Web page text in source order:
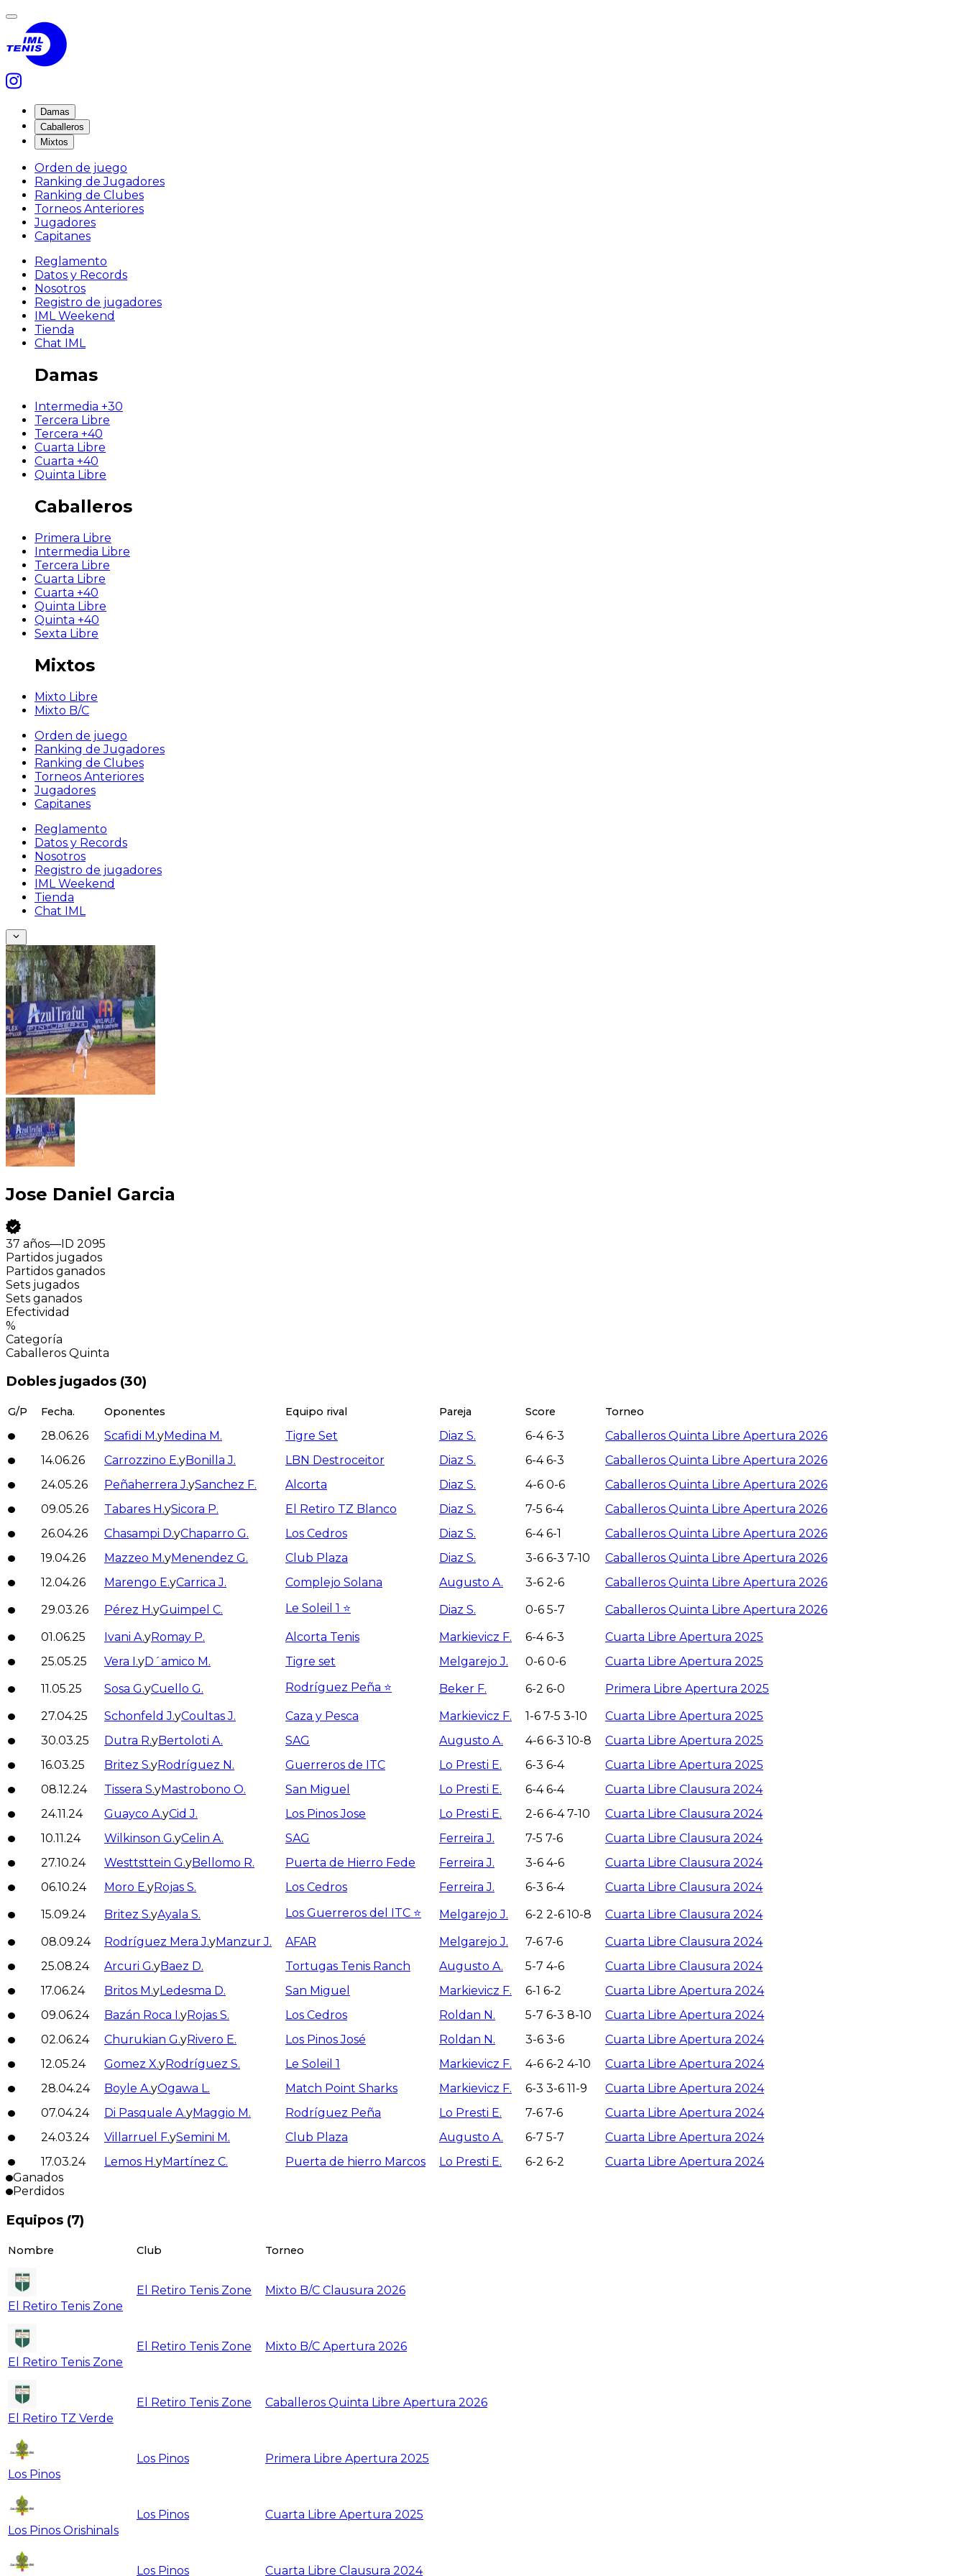
Damas
Caballeros
Mixtos
Orden de juego
Ranking de Jugadores
Ranking de Clubes
Torneos Anteriores
Jugadores
Capitanes
Reglamento
Datos y Records
Nosotros
Registro de jugadores
IML Weekend
Tienda
Chat IML
Damas
Intermedia +30
Tercera Libre
Tercera +40
Cuarta Libre
Cuarta +40
Quinta Libre
Caballeros
Primera Libre
Intermedia Libre
Tercera Libre
Cuarta Libre
Cuarta +40
Quinta Libre
Quinta +40
Sexta Libre
Mixtos
Mixto Libre
Mixto B/C
Orden de juego
Ranking de Jugadores
Ranking de Clubes
Torneos Anteriores
Jugadores
Capitanes
Reglamento
Datos y Records
Nosotros
Registro de jugadores
IML Weekend
Tienda
Chat IML
Jose Daniel Garcia
37 años—ID 2095
Partidos jugados
Partidos ganados
Sets jugados
Sets ganados
Efectividad
%
Categoría
Caballeros Quinta
Dobles jugados (30)
G/P Fecha. Oponentes Equipo rival Pareja Score Torneo
28.06.26 Scafidi M.yMedina M. Tigre Set Diaz S. 6-4 6-3
Caballeros Quinta Libre Apertura 2026
14.06.26
Carrozzino E.yBonilla J. LBN Destroceitor Diaz S. 6-4 6-3
Caballeros Quinta Libre Apertura 2026
24.05.26
Peñaherrera J.ySanchez F. Alcorta Diaz S. 4-6 0-6
Caballeros Quinta Libre Apertura 2026
09.05.26
Tabares H.ySicora P. El Retiro TZ Blanco Diaz S. 7-5 6-4
Caballeros Quinta Libre Apertura 2026
26.04.26
Chasampi D.yChaparro G. Los Cedros Diaz S. 6-4 6-1
Caballeros Quinta Libre Apertura 2026
19.04.26
Mazzeo M.yMenendez G. Club Plaza Diaz S. 3-6 6-3 7-10
Caballeros Quinta Libre Apertura 2026
12.04.26
Marengo E.yCarrica J. Complejo Solana Augusto A. 3-6 2-6
Caballeros Quinta Libre Apertura 2026
29.03.26
Pérez H.yGuimpel C. Le Soleil 1 ⭐️ Diaz S. 0-6 5-7
Caballeros Quinta Libre Apertura 2026
01.06.25
Ivani A.yRomay P. Alcorta Tenis Markievicz F. 6-4 6-3
Cuarta Libre Apertura 2025
25.05.25
Vera I.yD´amico M. Tigre set Melgarejo J. 0-6 0-6
Cuarta Libre Apertura 2025
11.05.25
Sosa G.yCuello G. Rodríguez Peña ⭐ Beker F. 6-2 6-0
Primera Libre Apertura 2025
27.04.25
Schonfeld J.yCoultas J. Caza y Pesca Markievicz F. 1-6 7-5 3-10
Cuarta Libre Apertura 2025
30.03.25
Dutra R.yBertoloti A. SAG Augusto A. 4-6 6-3 10-8
Cuarta Libre Apertura 2025
16.03.25
Britez S.yRodríguez N. Guerreros de ITC Lo Presti E. 6-3 6-4
Cuarta Libre Apertura 2025
08.12.24
Tissera S.yMastrobono O. San Miguel Lo Presti E. 6-4 6-4
Cuarta Libre Clausura 2024
24.11.24
Guayco A.yCid J. Los Pinos Jose Lo Presti E. 2-6 6-4 7-10
Cuarta Libre Clausura 2024
10.11.24
Wilkinson G.yCelin A. SAG Ferreira J. 7-5 7-6
Cuarta Libre Clausura 2024
27.10.24
Westtsttein G.yBellomo R. Puerta de Hierro Fede Ferreira J. 3-6 4-6
Cuarta Libre Clausura 2024
06.10.24
Moro E.yRojas S. Los Cedros Ferreira J. 6-3 6-4
Cuarta Libre Clausura 2024
15.09.24
Britez S.yAyala S. Los Guerreros del ITC ⭐️ Melgarejo J. 6-2 2-6 10-8
Cuarta Libre Clausura 2024
08.09.24
Rodríguez Mera J.yManzur J. AFAR Melgarejo J. 7-6 7-6
Cuarta Libre Clausura 2024
25.08.24
Arcuri G.yBaez D. Tortugas Tenis Ranch Augusto A. 5-7 4-6
Cuarta Libre Clausura 2024
17.06.24
Britos M.yLedesma D. San Miguel Markievicz F. 6-1 6-2
Cuarta Libre Apertura 2024
09.06.24
Bazán Roca I.yRojas S. Los Cedros Roldan N. 5-7 6-3 8-10
Cuarta Libre Apertura 2024
02.06.24
Churukian G.yRivero E. Los Pinos José Roldan N. 3-6 3-6
Cuarta Libre Apertura 2024
12.05.24
Gomez X.yRodríguez S. Le Soleil 1 Markievicz F. 4-6 6-2 4-10
Cuarta Libre Apertura 2024
28.04.24
Boyle A.yOgawa L. Match Point Sharks Markievicz F. 6-3 3-6 11-9
Cuarta Libre Apertura 2024
07.04.24
Di Pasquale A.yMaggio M. Rodríguez Peña Lo Presti E. 7-6 7-6
Cuarta Libre Apertura 2024
24.03.24
Villarruel F.ySemini M. Club Plaza Augusto A. 6-7 5-7
Cuarta Libre Apertura 2024
17.03.24
Lemos H.yMartínez C. Puerta de hierro Marcos Lo Presti E. 6-2 6-2
Cuarta Libre Apertura 2024
Ganados
Perdidos
Equipos (7)
Nombre Club Torneo
El Retiro Tenis Zone
El Retiro Tenis Zone Mixto B/C Clausura 2026
El Retiro Tenis Zone
El Retiro Tenis Zone Mixto B/C Apertura 2026
El Retiro TZ Verde
El Retiro Tenis Zone Caballeros Quinta Libre Apertura 2026
Los Pinos
Los Pinos Primera Libre Apertura 2025
Los Pinos Orishinals
Los Pinos Cuarta Libre Apertura 2025
Los Pinos Cuarta Libre Clausura 2024